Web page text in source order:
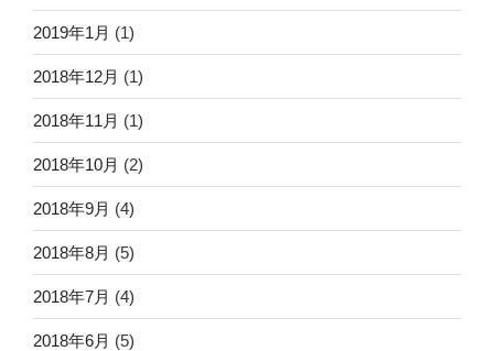
2019年1月 (1)
2018年12月 (1)
2018年11月 (1)
2018年10月 (2)
2018年9月 (4)
2018年8月 (5)
2018年7月 (4)
2018年6月 (5)